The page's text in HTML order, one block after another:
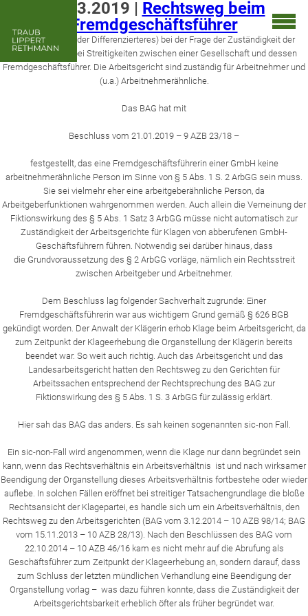
11.03.2019 | Rechtsweg beim
Fremdgeschäftsführer
Es gibt Neues (oder Differenzierteres) bei der Frage der Zuständigkeit der
Arbeitsgerichte bei Streitigkeiten zwischen einer Gesellschaft und dessen
Fremdgeschäftsführer. Die Arbeitsgericht sind zuständig für Arbeitnehmer und
(u.a.) Arbeitnehmerähnliche.
Das BAG hat mit
Beschluss vom 21.01.2019 – 9 AZB 23/18 –
festgestellt, das eine Fremdgeschäftsführerin einer GmbH keine
arbeitnehmerähnliche Person im Sinne von § 5 Abs. 1 S. 2 ArbGG sein muss.
Sie sei vielmehr eher eine arbeitgeberähnliche Person, da
Arbeitgeberfunktionen wahrgenommen werden. Auch allein die Verneinung der
Fiktionswirkung des § 5 Abs. 1 Satz 3 ArbGG müsse nicht automatisch zur
Zuständigkeit der Arbeitsgerichte für Klagen von abberufenen GmbH-
Geschäftsführern führen. Notwendig sei darüber hinaus, dass
die Grundvoraussetzung des § 2 ArbGG vorläge, nämlich ein Rechtsstreit
zwischen Arbeitgeber und Arbeitnehmer.
Dem Beschluss lag folgender Sachverhalt zugrunde: Einer
Fremdgeschäftsführerin war aus wichtigem Grund gemäß § 626 BGB
gekündigt worden. Der Anwalt der Klägerin erhob Klage beim Arbeitsgericht, da
zum Zeitpunkt der Klageerhebung die Organstellung der Klägerin bereits
beendet war. So weit auch richtig. Auch das Arbeitsgericht und das
Landesarbeitsgericht hatten den Rechtsweg zu den Gerichten für
Arbeitssachen entsprechend der Rechtsprechung des BAG zur
Fiktionswirkung des § 5 Abs. 1 S. 3 ArbGG für zulässig erklärt.
Hier sah das BAG das anders. Es sah keinen sogenannten sic-non Fall.
Ein sic-non-Fall wird angenommen, wenn die Klage nur dann begründet sein
kann, wenn das Rechtsverhältnis ein Arbeitsverhältnis ist und nach wirksamer
Beendigung der Organstellung dieses Arbeitsverhältnis fortbestehe oder wieder
auflebe. In solchen Fällen eröffnet bei streitiger Tatsachengrundlage die bloße
Rechtsansicht der Klagepartei, es handle sich um ein Arbeitsverhältnis, den
Rechtsweg zu den Arbeitsgerichten (BAG vom 3.12.2014 – 10 AZB 98/14; BAG
vom 15.11.2013 – 10 AZB 28/13). Nach den Beschlüssen des BAG vom
22.10.2014 – 10 AZB 46/16 kam es nicht mehr auf die Abrufung als
Geschäftsführer zum Zeitpunkt der Klageerhebung an, sondern darauf, dass
zum Schluss der letzten mündlichen Verhandlung eine Beendigung der
Organstellung vorlag – was dazu führen konnte, dass die Zuständigkeit der
Arbeitsgerichtsbarkeit erheblich öfter als früher begründet war.